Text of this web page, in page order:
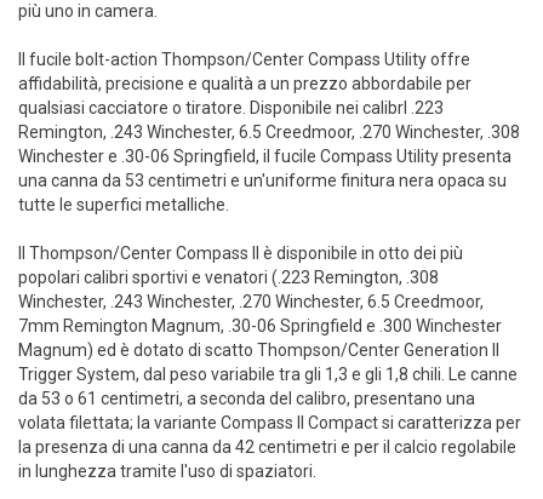
più uno in camera.
Il fucile bolt-action Thompson/Center Compass Utility offre
affidabilità, precisione e qualità a un prezzo abbordabile per
qualsiasi cacciatore o tiratore. Disponibile nei calibrI .223
Remington, .243 Winchester, 6.5 Creedmoor, .270 Winchester, .308
Winchester e .30-06 Springfield, il fucile Compass Utility presenta
una canna da 53 centimetri e un'uniforme finitura nera opaca su
tutte le superfici metalliche.
Il Thompson/Center Compass II è disponibile in otto dei più
popolari calibri sportivi e venatori (.223 Remington, .308
Winchester, .243 Winchester, .270 Winchester, 6.5 Creedmoor,
7mm Remington Magnum, .30-06 Springfield e .300 Winchester
Magnum) ed è dotato di scatto Thompson/Center Generation II
Trigger System, dal peso variabile tra gli 1,3 e gli 1,8 chili. Le canne
da 53 o 61 centimetri, a seconda del calibro, presentano una
volata filettata; la variante Compass II Compact si caratterizza per
la presenza di una canna da 42 centimetri e per il calcio regolabile
in lunghezza tramite l'uso di spaziatori.